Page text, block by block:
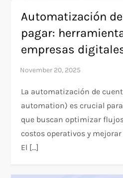
Automatización
pagar:
empresas
La automatización de
automation) es crucial
que buscan optimizar
costos operativos y
El […]